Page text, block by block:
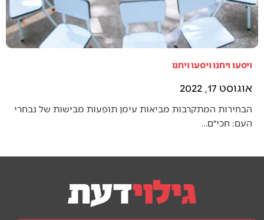
ויסעו ויחנו ויסעו ויחנו
אוגוסט 17, 2022
הבחירות המתקרבות מביאות עימן תופעות מבישות של נבחרי
העם: חכי״ם…